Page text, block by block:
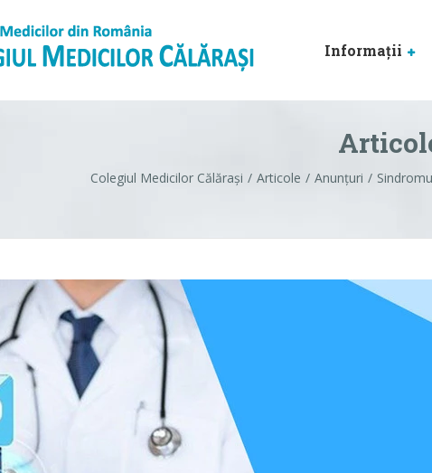
Informaţii
Colegiul Medicilor Călărași Articole Anunțuri